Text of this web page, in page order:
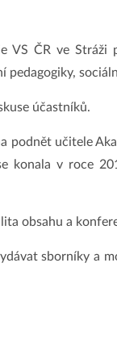
VS ČR ve
účastníků.
podnět učitele
konala v roce
obsahu a
sborníky